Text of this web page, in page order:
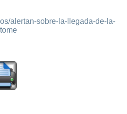
alertan-sobre-la-llegada-de-la-